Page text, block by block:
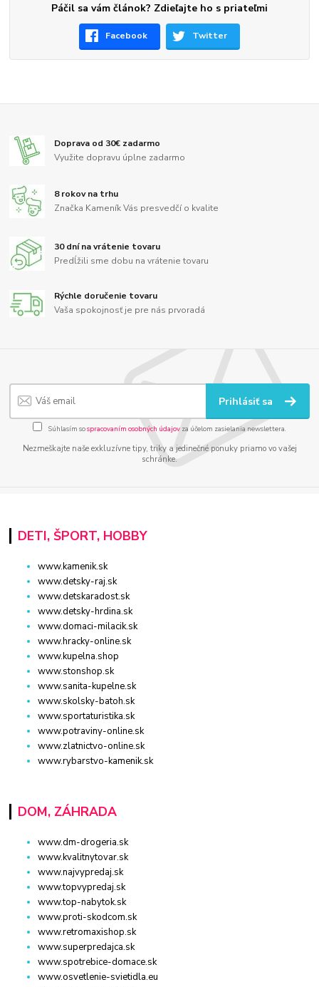
Páčil sa vám článok? Zdieľajte ho s priateľmi
Facebook Twitter
Doprava od 30€ zadarmo
Využite dopravu úplne zadarmo
8 rokov na trhu
Značka Kameník Vás presvedčí o kvalite
30 dní na vrátenie tovaru
Predĺžili sme dobu na vrátenie tovaru
Rýchle doručenie tovaru
Vaša spokojnosť je pre nás prvoradá
Prihlásiť sa
Súhlasím sospracovaním osobných údajov za účelom zasielania newslettera.
Nezmeškajte naše exkluzívne tipy, triky a jedinečné ponuky priamo vo vašej
schránke.
DETI, ŠPORT, HOBBY
www.kamenik.sk
www.detsky-raj.sk
www.detskaradost.sk
www.detsky-hrdina.sk
www.domaci-milacik.sk
www.hracky-online.sk
www.kupelna.shop
www.stonshop.sk
www.sanita-kupelne.sk
www.skolsky-batoh.sk
www.sportaturistika.sk
www.potraviny-online.sk
www.zlatnictvo-online.sk
www.rybarstvo-kamenik.sk
DOM, ZÁHRADA
www.dm-drogeria.sk
www.kvalitnytovar.sk
www.najvypredaj.sk
www.topvypredaj.sk
www.top-nabytok.sk
www.proti-skodcom.sk
www.retromaxishop.sk
www.superpredajca.sk
www.spotrebice-domace.sk
www.osvetlenie-svietidla.eu